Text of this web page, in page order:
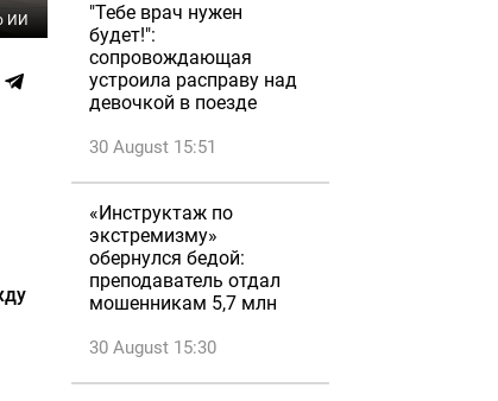
ИИ
"Тебе врач нужен
будет!":
сопровождающая
устроила расправу над
девочкой в поезде
30 August 15:51
«Инструктаж по
экстремизму»
обернулся бедой:
преподаватель отдал
мошенникам 5,7 млн
30 August 15:30